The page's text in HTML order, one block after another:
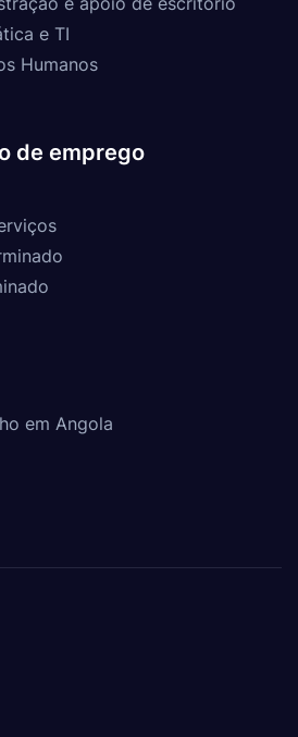
e TI
Humanos
de emprego
em Angola